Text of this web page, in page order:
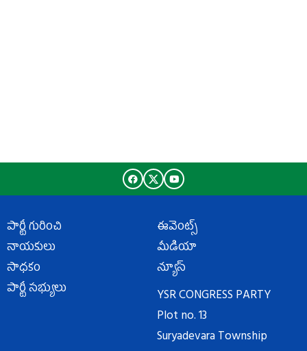
పార్టీ గురించి
నాయకులు
సాధకం
పార్టీ సభ్యులు
ఈవెంట్స్
మీడియా
న్యూస్
YSR CONGRESS PARTY
Plot no. 13
Suryadevara Township